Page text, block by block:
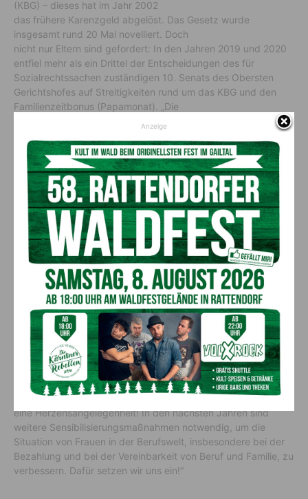
(KBG) – dieses hat im Jahr 2002
das frühere Karenzgeld abgelöst. Das Gesetz wurde
insgesamt rund 20 Mal novelliert. Doch
nicht nur Eltern sind gefordert: In den Jahren 2019 und 2020
entfiel mehr als ein Drittel der Entscheidungen des für
Sozialrechtssachen zuständigen 10. Senats des Obersten
Gerichtshofes auf Streitigkeiten rund um das KBG und den
Familienzeitbonus (Papamonat). „Die
formalistisch, wodurch viele Eltern überfordert sind. Hier ist es
unsere Aufgabe, Eltern mit unserer Beratung zur für sie besten
Variante zu führen“, betontEigner-Pichler.
„Eine Herzensangelegenheit“
Die Corona-Pandemie hat Frauen und Familien im Allgemeinen
besonders schwer getroffen. Frauen arbeiten als
Systemerhalterinnen. Sie trugen und tragen – vor allem im
Homeoffice – die Hauptlast der Hausarbeit und
Kinderbetreuung und sind überdies stark von Arbeitslosigkeit
betroffen. „Die AK als Sozialpartnerin und zentrale
Mitgestalterin der österreichischen Sozial- und
Wirtschaftspolitik hat sich stets gesellschaftspolitischen
Herausforderungen gestellt und sich auch in der Pandemie
der Situation der Frauen und Familien angenommen“, so
Goachund betont: „Die Schaffung dieses Referates war uns
eine Herzensangelegenheit! In den nächsten Jahren sind
weitere Sensibilisierungsmaßnahmen notwendig, um die
Situation von Frauen in der Berufswelt, insbesondere bei der
Bezahlung und bei der Vereinbarkeit von Beruf und Familie, zu
verbessern. Dafür setzen wir uns ein!“
Anzeige